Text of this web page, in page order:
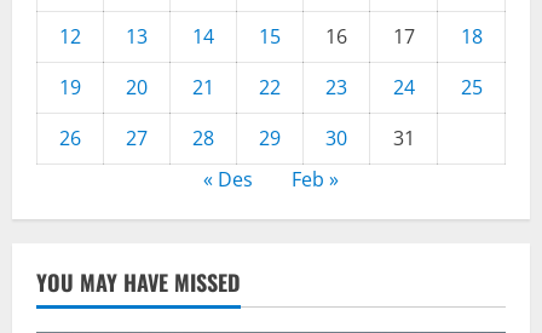
12
13 14 15 16 17
18
19
20 21 22 23 24
25
26
27 28 29 30
31
« Des
Feb »
YOU MAY HAVE MISSED